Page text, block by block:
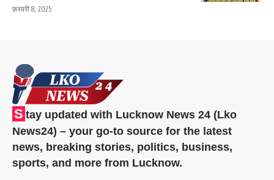
फ़रवरी 8, 2025
S tay updated with Lucknow News 24 (Lko
News24) – your go-to source for the latest
news, breaking stories, politics, business,
sports, and more from Lucknow.